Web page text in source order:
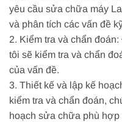
yêu cầu sửa chữa máy
và phân tích các vấn đề
2. Kiểm tra và chẩn
tôi sẽ kiểm tra và chẩn
của vấn đề.
3. Thiết kế và lập kế
kiểm tra và chẩn đoán,
hoạch sửa chữa phù